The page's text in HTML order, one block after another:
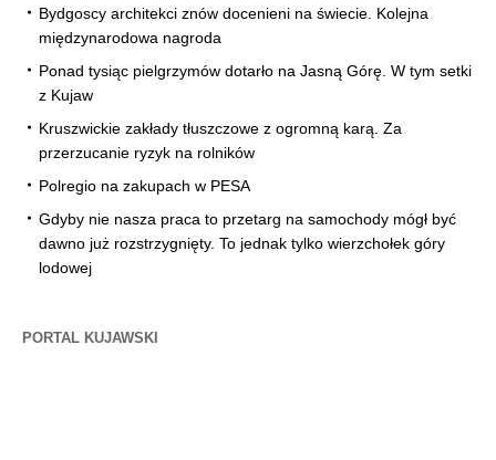
Bydgoscy architekci znów docenieni na świecie. Kolejna
międzynarodowa nagroda
Ponad tysiąc pielgrzymów dotarło na Jasną Górę. W tym setki
z Kujaw
Kruszwickie zakłady tłuszczowe z ogromną karą. Za
przerzucanie ryzyk na rolników
Polregio na zakupach w PESA
Gdyby nie nasza praca to przetarg na samochody mógł być
dawno już rozstrzygnięty. To jednak tylko wierzchołek góry
lodowej
PORTAL KUJAWSKI